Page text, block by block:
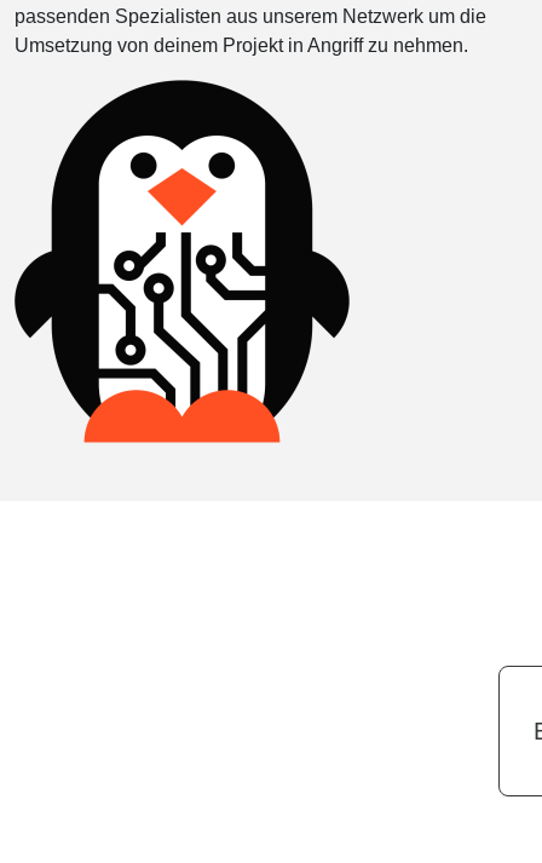
passenden Spezialisten aus unserem Netzwerk um die
Umsetzung von deinem Projekt in Angriff zu nehmen.